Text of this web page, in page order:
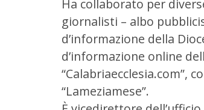
Ha collaborato per
giornalisti – albo
d’informazione della
d’informazione online
“Calabriaecclesia.com”,
“Lameziamese”.